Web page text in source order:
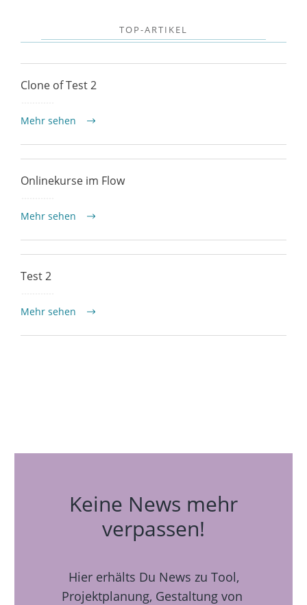
TOP-ARTIKEL
Clone of Test 2
Mehr sehen
Onlinekurse im Flow
Mehr sehen
Test 2
Mehr sehen
Keine News mehr
verpassen!
Hier erhälts Du News zu Tool,
Projektplanung, Gestaltung von